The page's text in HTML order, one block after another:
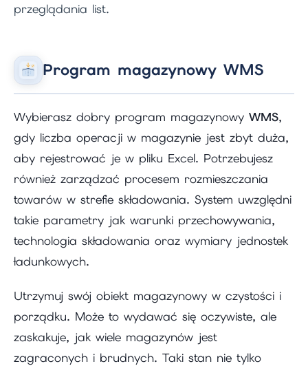
przeglądania list.
Program magazynowy WMS
Wybierasz dobry program magazynowy WMS,
gdy liczba operacji w magazynie jest zbyt duża,
aby rejestrować je w pliku Excel. Potrzebujesz
również zarządzać procesem rozmieszczania
towarów w strefie składowania. System uwzględni
takie parametry jak warunki przechowywania,
technologia składowania oraz wymiary jednostek
ładunkowych.
Utrzymuj swój obiekt magazynowy w czystości i
porządku. Może to wydawać się oczywiste, ale
zaskakuje, jak wiele magazynów jest
zagraconych i brudnych. Taki stan nie tylko